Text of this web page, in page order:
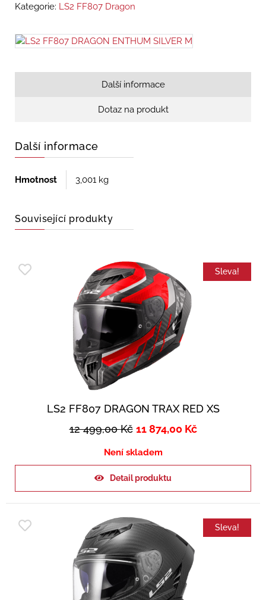
Kategorie: LS2 FF807 Dragon
Další informace
Dotaz na produkt
Další informace
Hmotnost 3,001 kg
Související produkty
Sleva!
LS2 FF807 DRAGON TRAX RED XS
12 499,00Kč 11 874,00 Kč
Není skladem
Detail produktu
Sleva!